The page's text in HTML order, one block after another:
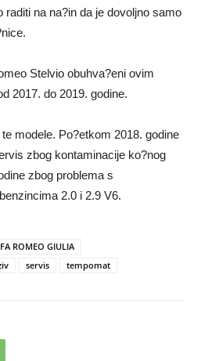
raditi na na?in da je dovoljno samo
Stelvio obuhva?eni ovim
2017. do 2019. godine.
modele. Po?etkom 2018. godine
zbog kontaminacije ko?nog
zbog problema s
2.0 i 2.9 V6.
ROMEO GIULIA
servis tempomat